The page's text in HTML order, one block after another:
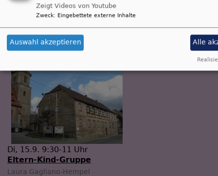
Mo, 14.9. 19-20:30 Uhr
Colours of Life - Chorprobe
Erlbacher Stefan
Büchenbach Jugendhaus Büchenbach - 1.Stock
Di, 15.9. 9:30-11 Uhr
Eltern-Kind-Gruppe
Laura Gagliano-Hempel
Zeigt Videos von Youtube
Zweck: Eingebettete externe Inhalte
Auswahl akzeptieren Alle